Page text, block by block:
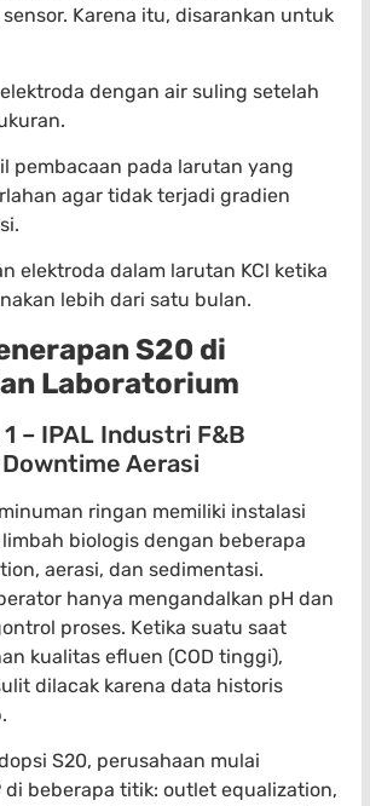
Karena itu, disarankan untuk
dengan air suling setelah
pembacaan pada larutan yang
agar tidak terjadi gradien
elektroda dalam larutan KCl ketika
lebih dari satu bulan.
S20 di
Laboratorium
– IPAL Industri F&B
Aerasi
ringan memiliki instalasi
biologis dengan beberapa
aerasi, dan sedimentasi.
hanya mengandalkan pH dan
proses. Ketika suatu saat
kualitas efluen (COD tinggi),
dilacak karena data historis
S20, perusahaan mulai
di beberapa titik: outlet equalization,